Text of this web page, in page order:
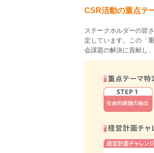
CSR活動の重点テ
ステークホルダーの皆
定しています。この「
会課題の解決に貢献し